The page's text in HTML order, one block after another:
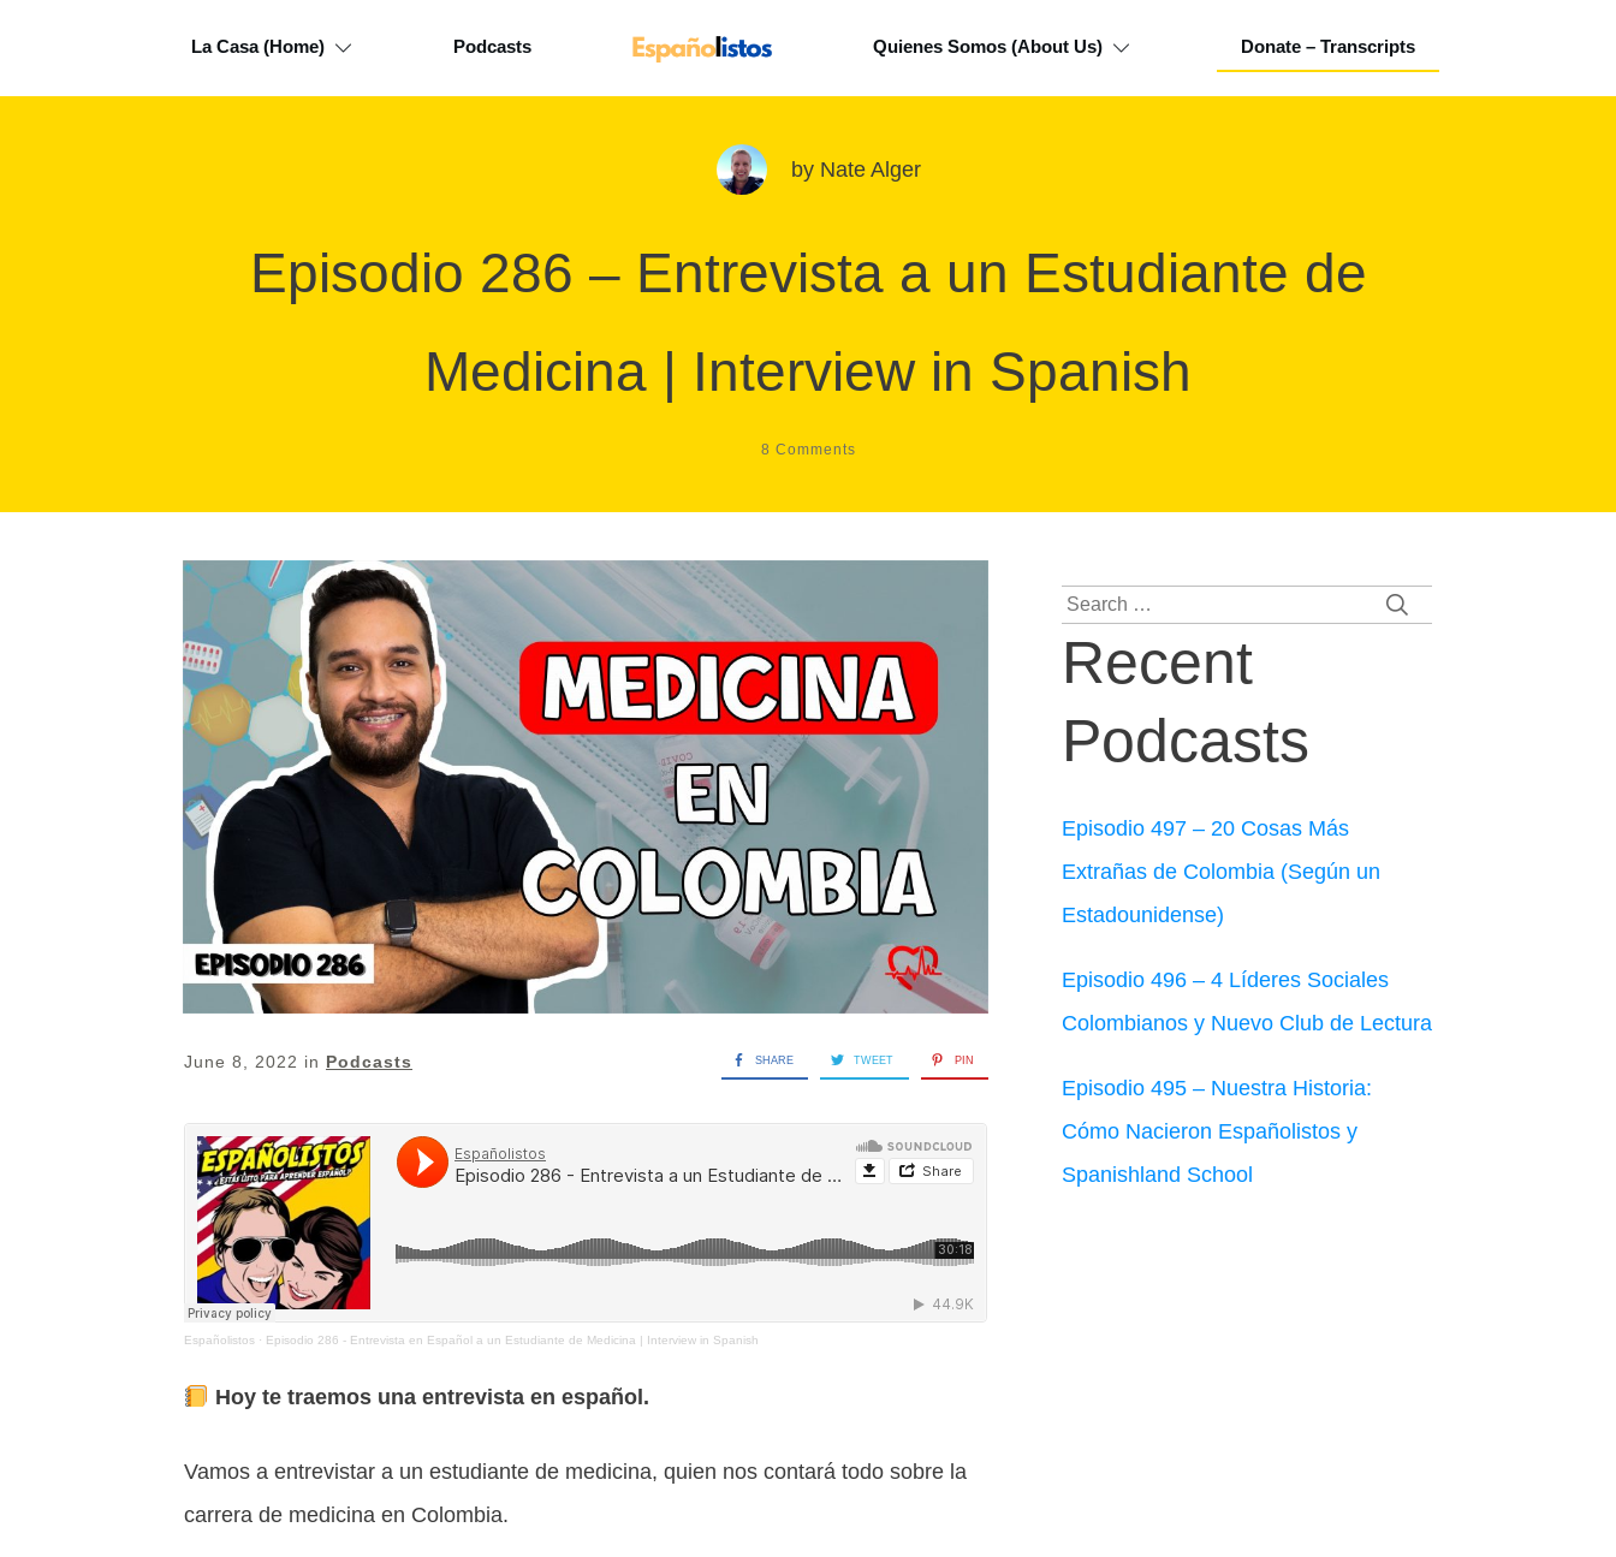
La Casa (Home) Podcasts Quienes Somos (About Us) Donate – Transcripts
by Nate Alger
Episodio 286 – Entrevista a un Estudiante de
Medicina | Interview in Spanish
8 Comments
June 8, 2022 in Podcasts SHARE TWEET PIN
Españolistos · Episodio 286 - Entrevista en Español a un Estudiante de Medicina | Interview in Spanish
Hoy te traemos una entrevista en español.
Vamos a entrevistar a un estudiante de medicina, quien nos contará todo sobre la
carrera de medicina en Colombia.
Search
for:
Recent
Podcasts
Episodio 497 – 20 Cosas Más
Extrañas de Colombia (Según un
Estadounidense)
Episodio 496 – 4 Líderes Sociales
Colombianos y Nuevo Club de Lectura
Episodio 495 – Nuestra Historia:
Cómo Nacieron Españolistos y
Spanishland School